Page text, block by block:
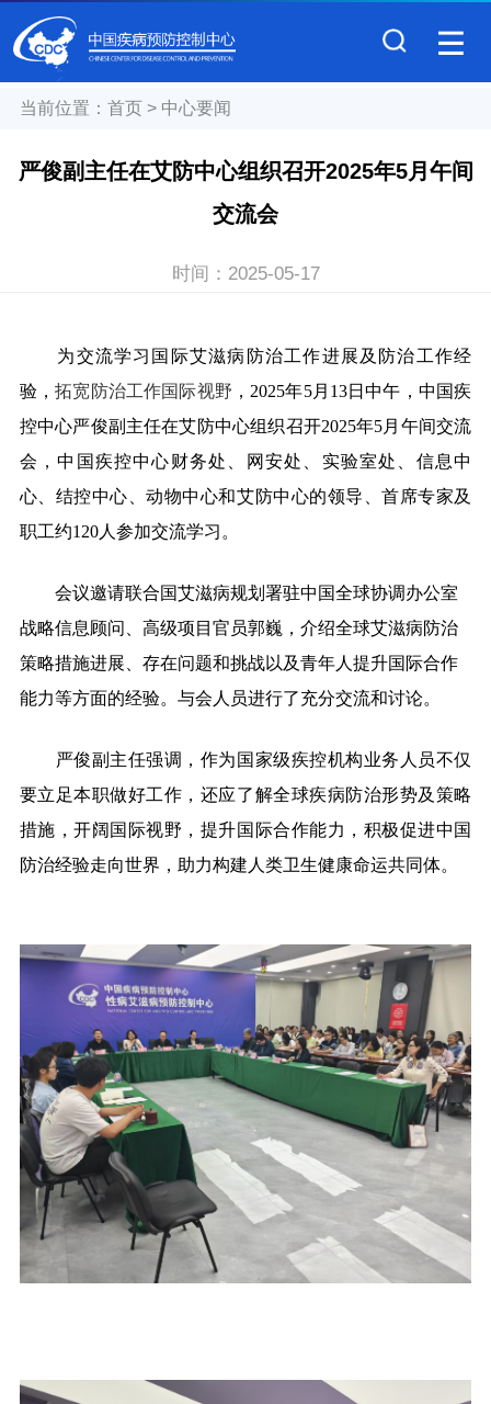
当前位置： 首页> 中心要闻
严俊副主任在艾防中心组织召开2025年5月午间
交流会
时间： 2025-05-17
为交流学习国际艾滋病防治工作进展及防治工作经
验，拓宽防治工作国际视野 ，2025年5月13日中午，中国疾
控中心严俊副主任在艾防中心组织召开2025年5月午间交流
会，中国疾控中心财务处、网安处、实验室处、信息中
心、结控中心、动物中心和艾防中心的领导、首席专家及
职工约120人参加交流学习。
会议邀请联合国艾滋病规划署驻中国全球协调办公室
战略信息顾问、高级项目官员郭巍，介绍全球艾滋病防治
策略措施进展、存在问题和挑战以及青年人提升国际合作
能力等方面的经验。与会人员进行了充分交流和讨论。
严俊副主任强调，作为国家级疾控机构业务人员不仅
要立足本职做好工作，还应了解全球疾病防治形势及策略
措施，开阔国际视野，提升国际合作能力，积极促进中国
防治经验走向世界，助力构建人类卫生健康命运共同体。